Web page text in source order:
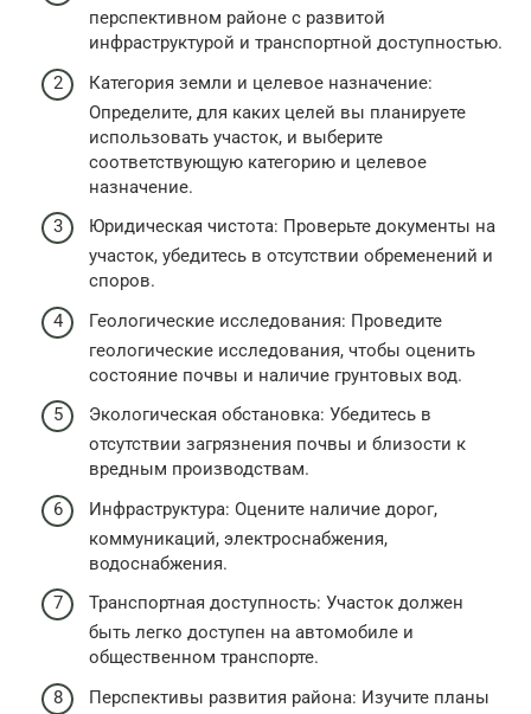
перспективном районе с развитой
инфраструктурой и транспортной доступностью.
Категория земли и целевое назначение:
Определите, для каких целей вы планируете
использовать участок, и выберите
соответствующую категорию и целевое
назначение.
Юридическая чистота: Проверьте документы на
участок, убедитесь в отсутствии обременений и
споров.
Геологические исследования: Проведите
геологические исследования, чтобы оценить
состояние почвы и наличие грунтовых вод.
Экологическая обстановка: Убедитесь в
отсутствии загрязнения почвы и близости к
вредным производствам.
Инфраструктура: Оцените наличие дорог,
коммуникаций, электроснабжения,
водоснабжения.
Транспортная доступность: Участок должен
быть легко доступен на автомобиле и
общественном транспорте.
Перспективы развития района: Изучите планы